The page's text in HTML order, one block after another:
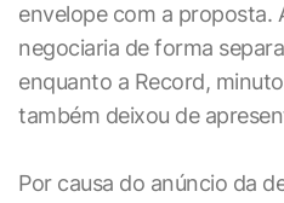
envelope com a proposta.
negociaria de forma
enquanto a Record,
também deixou de
Por causa do anúncio da